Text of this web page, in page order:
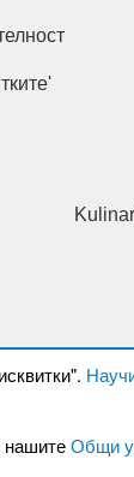
нашитеОбщи
ООД.